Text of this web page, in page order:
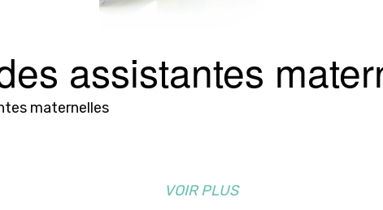
assistantes
maternelles
VOIR PLUS